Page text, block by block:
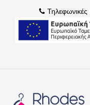
Τηλεφωνικές